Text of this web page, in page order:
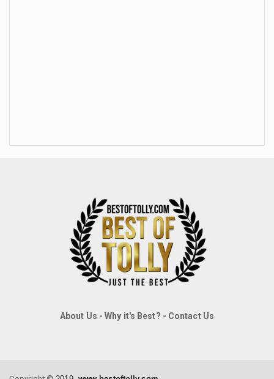
About Us -Why it's Best? - Contact Us